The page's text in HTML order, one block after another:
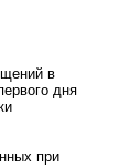
в
дня
при